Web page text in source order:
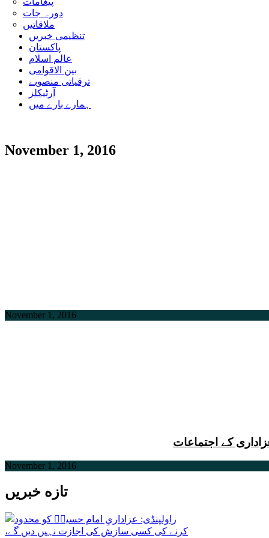
دورہ جات
ملاقاتیں
تنظیمی خبریں
پاکستان
عالم اسلام
بین الاقوامی
ترقیاتی منصوبے
آرٹیکلز
ہمارے بارے میں
November 1, 2016
November 1, 2016
کے اجتماعات
November 1, 2016
تازه خبریں